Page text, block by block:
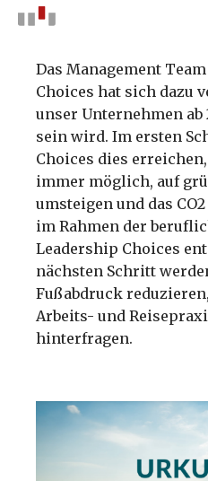
Das Management
Choices hat sich dazu
unser Unternehmen ab
sein wird. Im ersten
Choices dies
immer möglich, auf
umsteigen und das
im Rahmen der
Leadership Choices
nächsten Schritt
Fußabdruck
Arbeits- und
hinterfragen.